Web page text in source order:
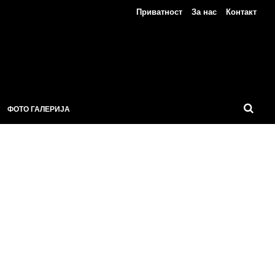
ФОТО ГАЛЕРИЈА
Приватност За нас Контакт